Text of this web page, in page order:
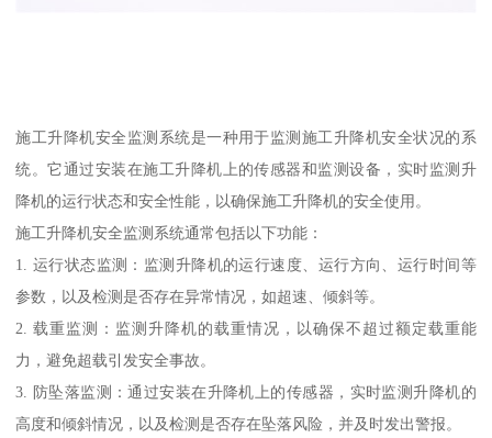
施工升降机安全监测系统是一种用于监测施工升降机安全状况的系
统。它通过安装在施工升降机上的传感器和监测设备，实时监测升
降机的运行状态和安全性能，以确保施工升降机的安全使用。
施工升降机安全监测系统通常包括以下功能：
1. 运行状态监测：监测升降机的运行速度、运行方向、运行时间等
参数，以及检测是否存在异常情况，如超速、倾斜等。
2. 载重监测：监测升降机的载重情况，以确保不超过额定载重能
力，避免超载引发安全事故。
3. 防坠落监测：通过安装在升降机上的传感器，实时监测升降机的
高度和倾斜情况，以及检测是否存在坠落风险，并及时发出警报。